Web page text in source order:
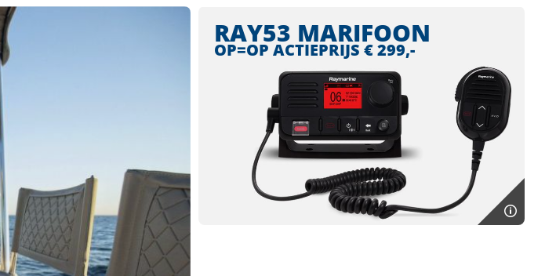
RAY53 MARIFOON
OP=OP ACTIEPRIJS € 299,-